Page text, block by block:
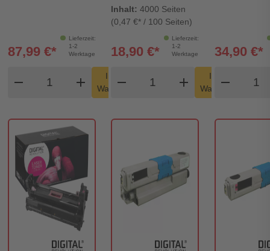
Lieferzeit:
1-2
Werktage
87,99 €*
remove
Produkt Warenkorb Menge
add
In den
Warenkorb
shopping_cart
Inhalt:4000 Seiten
(0,47 €* / 100 Seiten)
Lieferzeit:
1-2
Werktage
18,90 €*
remove
Produkt Warenkorb
add
In den
Warenkorb
shopping_cart
34,90 €*
remove